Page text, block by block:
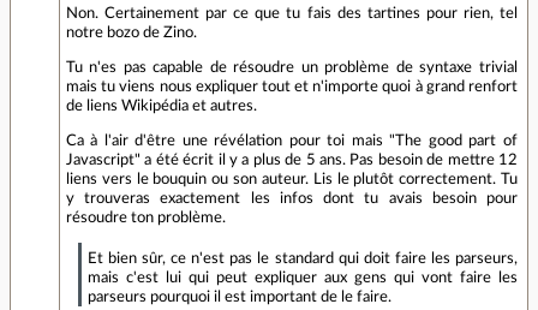
Non. Certainement par ce que tu fais des tartines pour rien, tel
notre bozo de Zino.
Tu n'es pas capable de résoudre un problème de syntaxe trivial
mais tu viens nous expliquer tout et n'importe quoi à grand renfort
de liens Wikipédia et autres.
Ca à l'air d'être une révélation pour toi mais "The good part of
Javascript" a été écrit il y a plus de 5 ans. Pas besoin de mettre 12
liens vers le bouquin ou son auteur. Lis le plutôt correctement. Tu
y trouveras exactement les infos dont tu avais besoin pour
résoudre ton problème.
Et bien sûr, ce n'est pas le standard qui doit faire les parseurs,
mais c'est lui qui peut expliquer aux gens qui vont faire les
parseurs pourquoi il est important de le faire.